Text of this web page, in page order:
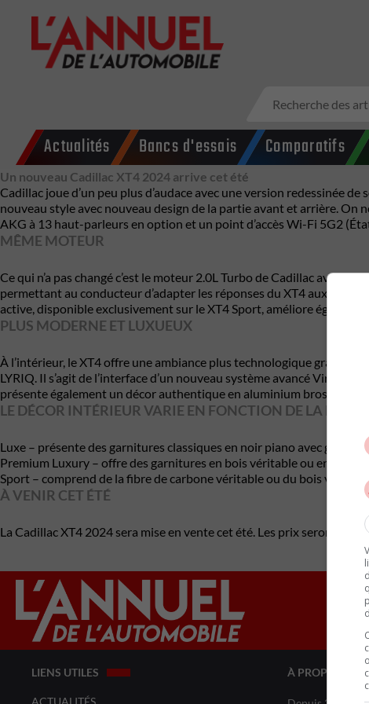
Actualités Bancs d'essais Comparatifs
Un nouveau Cadillac XT4 2024 arrive cet été
Cadillac joue d’un peu plus d’audace avec une version redessinée
nouveau style avec nouveau design de la partie avant et arrière. On
AKG à 13 haut-parleurs en option et un point d’accès Wi-Fi 5G2
MÊME MOTEUR
Ce qui n’a pas changé c’est le moteur 2.0L Turbo de Cadillac avec
permettant au conducteur d’adapter les réponses du XT4 aux
active, disponible exclusivement sur le XT4 Sport, améliore
PLUS MODERNE ET LUXUEUX
À l’intérieur, le XT4 offre une ambiance plus technologique grâce à
LYRIQ. Il s’agit de l’interface d’un nouveau système avancé
présente également un décor authentique en aluminium brossé sur
LE DÉCOR INTÉRIEUR VARIE EN FONCTION DE LA
Luxe – présente des garnitures classiques en noir piano avec gravure
Premium Luxury – offre des garnitures en bois véritable ou en
Sport – comprend de la fibre de carbone véritable ou du bois
À VENIR CET ÉTÉ
La Cadillac XT4 2024 sera mise en vente cet été. Les prix seront
LIENS UTILES À PROPOS DE